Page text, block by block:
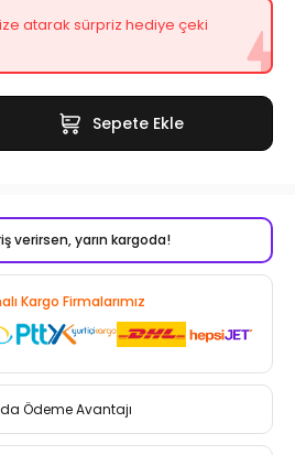
atarak sürpriz hediye çeki
Sepete Ekle
verirsen, yarın kargoda!
Kargo Firmalarımız
Ödeme Avantajı